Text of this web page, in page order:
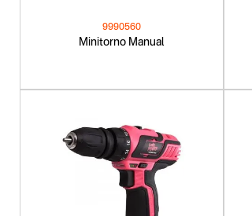
Minitorno Manual
9990560